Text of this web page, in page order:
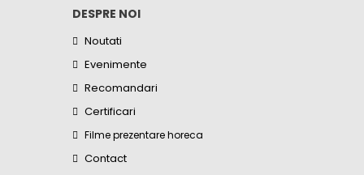
DESPRE NOI
Noutati
Evenimente
Recomandari
Certificari
Filme prezentare horeca
Contact